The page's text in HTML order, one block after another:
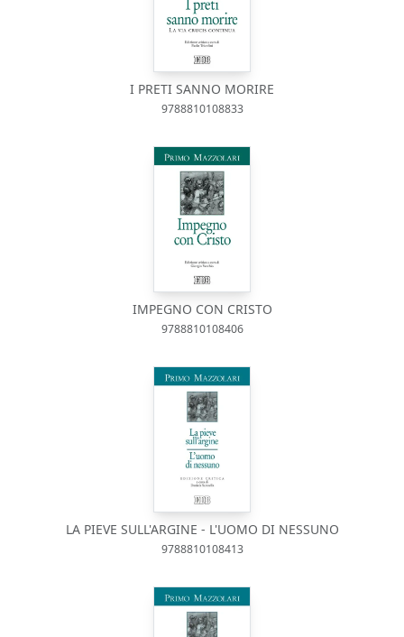
I PRETI SANNO MORIRE
9788810108833
IMPEGNO CON CRISTO
9788810108406
LA PIEVE SULL'ARGINE - L'UOMO DI NESSUNO
9788810108413